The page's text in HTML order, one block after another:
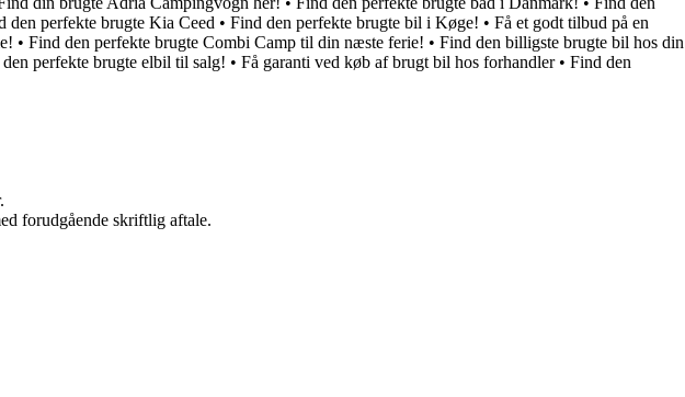
den perfekte brugte Kia Ceed • Find den perfekte brugte bil i Køge! • Få et godt tilbud på en
• Find den perfekte brugte Combi Camp til din næste ferie! • Find den billigste brugte bil hos din
perfekte brugte elbil til salg! • Få garanti ved køb af brugt bil hos forhandler• Find den
forudgående skriftlig aftale.